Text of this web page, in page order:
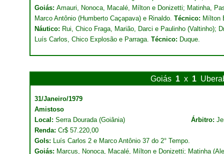
Goiás: Amauri, Nonoca, Macalé, Mílton e Donizetti; Matinha,
Marco Antônio (Humberto Caçapava) e Rinaldo. Técnico: Mílton
Náutico: Rui, Chico Fraga, Marião, Darci e Paulinho (Valtinho);
Luís Carlos, Chico Explosão e Parraga. Técnico: Duque.
Goiás 1 x 1
31/Janeiro/1979
Amistoso
Local: Serra Dourada (Goiânia) Árbitro:
Renda: Cr$ 57.220,00
Gols: Luís Carlos 2 e Marco Antônio 37 do 2° Tempo.
Goiás: Marcus, Nonoca, Macalé, Mílton e Donizetti; Matinha